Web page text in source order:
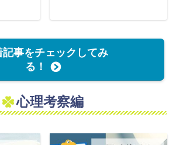
記事をチェックしてみ
る！
心理考察編